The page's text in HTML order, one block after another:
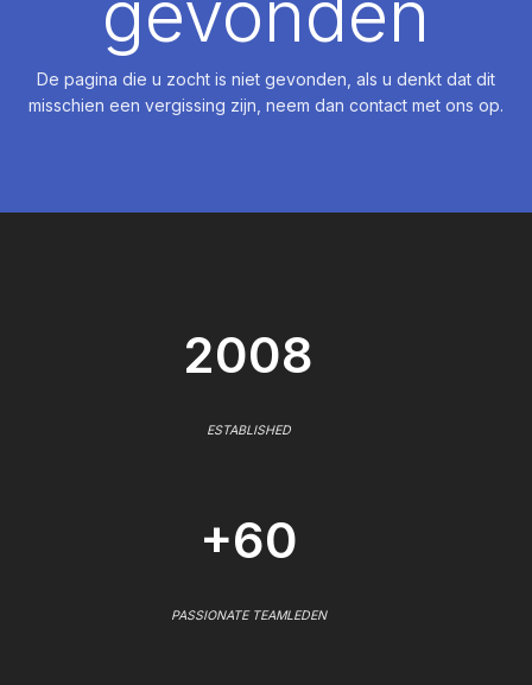
De pagina die u zocht is niet gevonden, als u denkt dat dit
misschien een vergissing zijn, neem dan contact met ons op.
2008
ESTABLISHED
+60
PASSIONATE TEAMLEDEN